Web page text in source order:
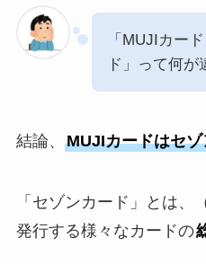
「MUJIカー
ド」って何が
結論、 MUJIカードはセ
「セゾンカード」とは、
発行する様々なカードの